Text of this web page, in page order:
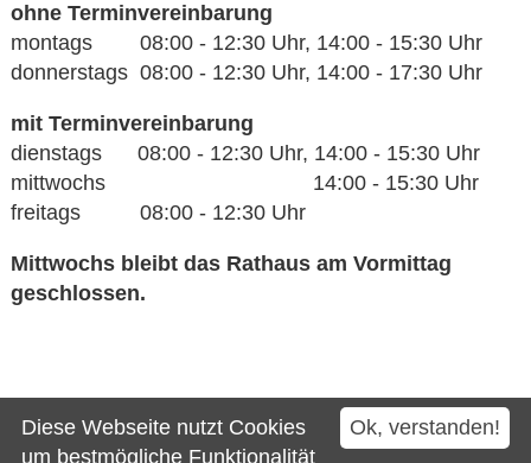
ohne Terminvereinbarung
montags 08:00 - 12:30 Uhr, 14:00 - 15:30 Uhr
donnerstags 08:00 - 12:30 Uhr, 14:00 - 17:30 Uhr
mit Terminvereinbarung
dienstags 08:00 - 12:30 Uhr, 14:00 - 15:30 Uhr
mittwochs 14:00 - 15:30 Uhr
freitags 08:00 - 12:30 Uhr
Mittwochs bleibt das Rathaus am Vormittag
geschlossen.
Kontakt
Impressum
Ok, verstanden!
Diese Webseite nutzt Cookies
um bestmögliche Funktionalität